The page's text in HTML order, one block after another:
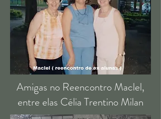
Amigas no Reencontro Maclel,
entre elas Célia Trentino Milan